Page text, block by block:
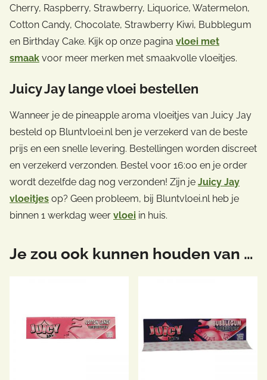
Cherry, Raspberry, Strawberry, Liquorice, Watermelon,
Cotton Candy, Chocolate, Strawberry Kiwi, Bubblegum
en Birthday Cake. Kijk op onze pagina vloei met
smaak voor meer merken met smaakvolle vloeitjes.
Juicy Jay lange vloei bestellen
Wanneer je de pineapple aroma vloeitjes van Juicy Jay
besteld op Bluntvloei.nl ben je verzekerd van de beste
prijs en een snelle levering. Bestellingen worden discreet
en verzekerd verzonden. Bestel voor 16:00 en je order
wordt dezelfde dag nog verzonden! Zijn je Juicy Jay
vloeitjes op? Geen probleem, bij Bluntvloei.nl heb je
binnen 1 werkdag weer vloei in huis.
Je zou ook kunnen houden van …